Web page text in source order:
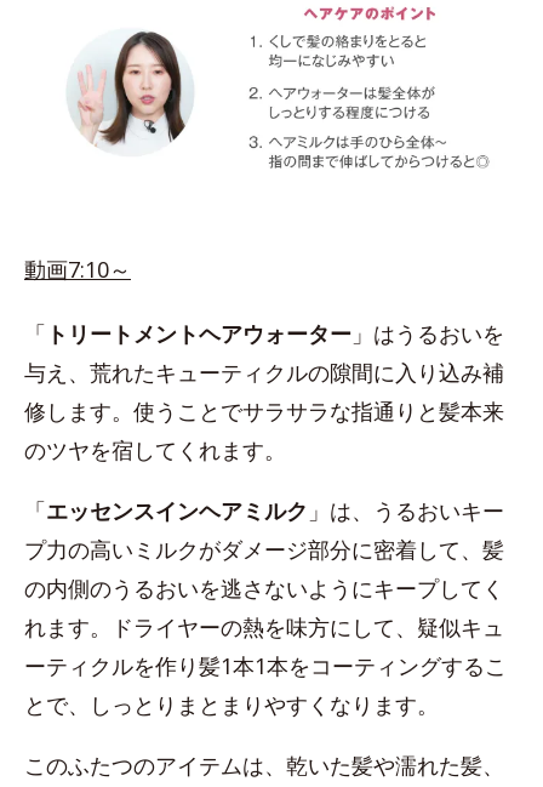
動画7:10～
「 トリートメントヘアウォーター 」はうるおいを
与え、荒れたキューティクルの隙間に入り込み補
修します。使うことでサラサラな指通りと髪本来
のツヤを宿してくれます。
「エッセンスインヘアミルク 」は、うるおいキー
プ力の高いミルクがダメージ部分に密着して、髪
の内側のうるおいを逃さないようにキープしてく
れます。ドライヤーの熱を味方にして、疑似キュ
ーティクルを作り髪1本1本をコーティングするこ
とで、しっとりまとまりやすくなります。
このふたつのアイテムは、乾いた髪や濡れた髪、